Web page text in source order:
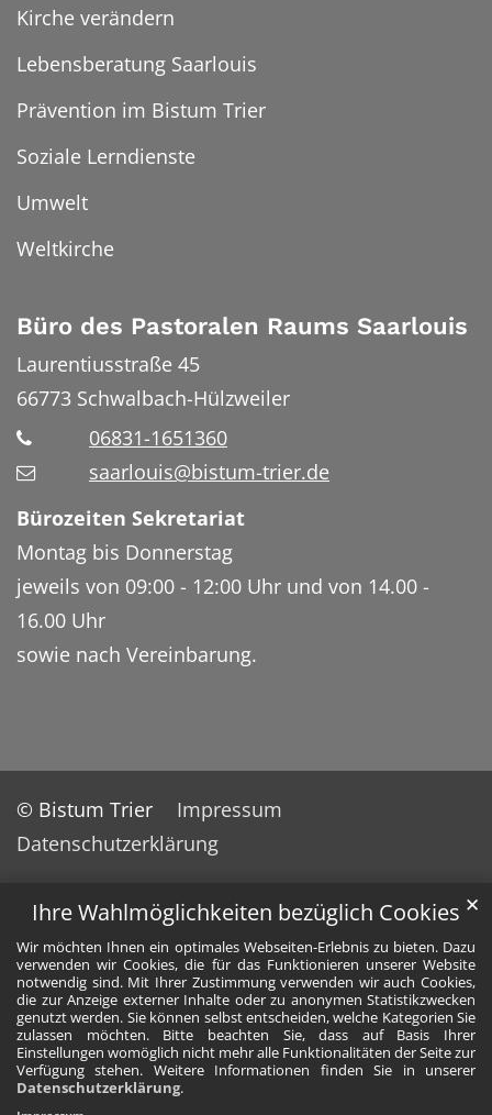
Ihre Wahlmöglichkeiten bezüglich Cookies
Wir möchten Ihnen ein optimales Webseiten-Erlebnis zu bieten. Dazu
verwenden wir Cookies, die für das Funktionieren unserer Website
notwendig sind. Mit Ihrer Zustimmung verwenden wir auch Cookies,
die zur Anzeige externer Inhalte oder zu anonymen Statistikzwecken
genutzt werden. Sie können selbst entscheiden, welche Kategorien Sie
zulassen möchten. Bitte beachten Sie, dass auf Basis Ihrer
Einstellungen womöglich nicht mehr alle Funktionalitäten der Seite zur
Verfügung stehen. Weitere Informationen finden Sie in unserer
Datenschutzerklärung.
✕
Kirche verändern
Lebensberatung Saarlouis
Prävention im Bistum Trier
Soziale Lerndienste
Umwelt
Weltkirche
Büro des Pastoralen Raums Saarlouis
Laurentiusstraße 45
66773 Schwalbach-Hülzweiler
06831-1651360
saarlouis@bistum-trier.de
Bürozeiten Sekretariat
Montag bis Donnerstag
jeweils von 09:00 - 12:00 Uhr und von 14.00 -
16.00 Uhr
sowie nach Vereinbarung.
© Bistum Trier
Impressum
Datenschutzerklärung